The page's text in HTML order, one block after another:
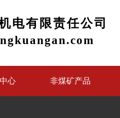
电有限责任公司
心 非煤矿产品